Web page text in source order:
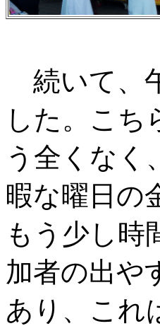
続いて、
した。こち
う全くなく
暇な曜日の
もう少し時
加者の出や
あり、これ